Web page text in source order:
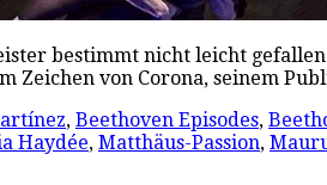
bestimmt nicht leicht
Zeichen von Corona, seinem
, Beethoven Episodes,
Haydée, Matthäus-Passion,